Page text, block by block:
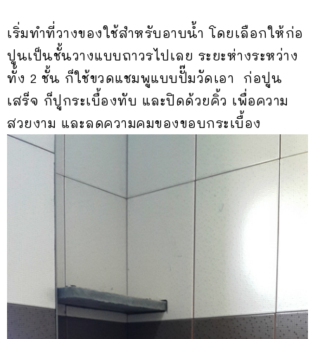
เริ่มทำที่วางของใช้สำหรับอาบน้ำ โดยเลือกให้ก่อ
ปูนเป็นชั้นวางแบบถาวรไปเลย ระยะห่างระหว่าง
ทั้ง 2 ชั้น ก็ใช้ขวดแชมพูแบบปั๊มวัดเอา ก่อปูน
เสร็จ ก็ปูกระเบื้องทับ และปิดด้วยคิ้ว เพื่อความ
สวยงาม และลดความคมของขอบกระเบื้อง